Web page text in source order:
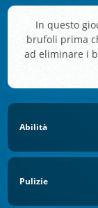
In questo
brufoli prima
ad eliminare i
Abilità
Pulizie